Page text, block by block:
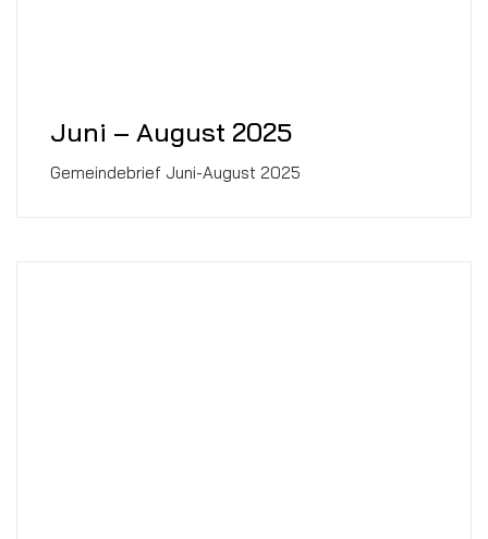
Juni – August 2025
Gemeindebrief Juni-August 2025